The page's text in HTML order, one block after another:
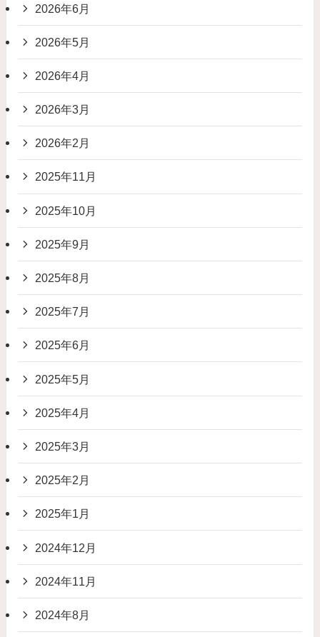
2026年6月
2026年5月
2026年4月
2026年3月
2026年2月
2025年11月
2025年10月
2025年9月
2025年8月
2025年7月
2025年6月
2025年5月
2025年4月
2025年3月
2025年2月
2025年1月
2024年12月
2024年11月
2024年8月